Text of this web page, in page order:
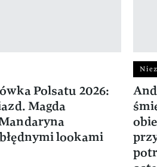
Polsatu 2026:
Magda
lookami